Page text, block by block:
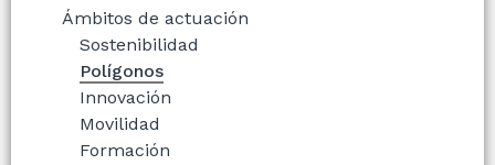
Ámbitos de actuación
Sostenibilidad
Polígonos
Innovación
Movilidad
Formación